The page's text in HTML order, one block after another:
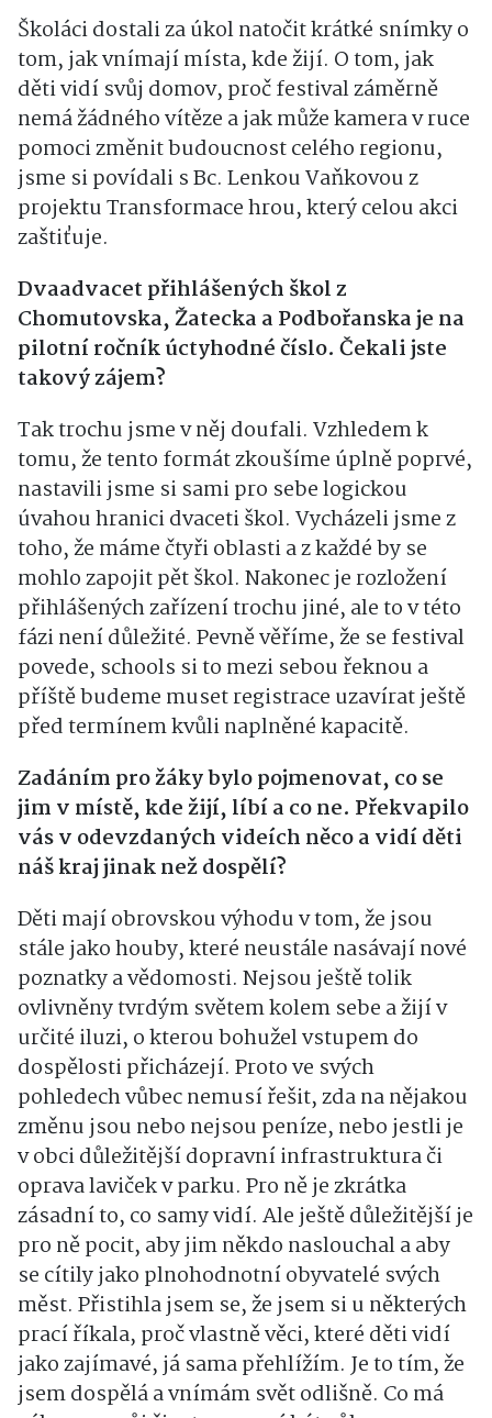
Školáci dostali za úkol natočit krátké snímky o
tom, jak vnímají místa, kde žijí. O tom, jak
děti vidí svůj domov, proč festival záměrně
nemá žádného vítěze a jak může kamera v ruce
pomoci změnit budoucnost celého regionu,
jsme si povídali s Bc. Lenkou Vaňkovou z
projektu Transformace hrou, který celou akci
zaštiťuje.
Dvaadvacet přihlášených škol z
Chomutovska, Žatecka a Podbořanska je na
pilotní ročník úctyhodné číslo. Čekali jste
takový zájem?
Tak trochu jsme v něj doufali. Vzhledem k
tomu, že tento formát zkoušíme úplně poprvé,
nastavili jsme si sami pro sebe logickou
úvahou hranici dvaceti škol. Vycházeli jsme z
toho, že máme čtyři oblasti a z každé by se
mohlo zapojit pět škol. Nakonec je rozložení
přihlášených zařízení trochu jiné, ale to v této
fázi není důležité. Pevně věříme, že se festival
povede, schools si to mezi sebou řeknou a
příště budeme muset registrace uzavírat ještě
před termínem kvůli naplněné kapacitě.
Zadáním pro žáky bylo pojmenovat, co se
jim v místě, kde žijí, líbí a co ne. Překvapilo
vás v odevzdaných videích něco a vidí děti
náš kraj jinak než dospělí?
Děti mají obrovskou výhodu v tom, že jsou
stále jako houby, které neustále nasávají nové
poznatky a vědomosti. Nejsou ještě tolik
ovlivněny tvrdým světem kolem sebe a žijí v
určité iluzi, o kterou bohužel vstupem do
dospělosti přicházejí. Proto ve svých
pohledech vůbec nemusí řešit, zda na nějakou
změnu jsou nebo nejsou peníze, nebo jestli je
v obci důležitější dopravní infrastruktura či
oprava laviček v parku. Pro ně je zkrátka
zásadní to, co samy vidí. Ale ještě důležitější je
pro ně pocit, aby jim někdo naslouchal a aby
se cítily jako plnohodnotní obyvatelé svých
měst. Přistihla jsem se, že jsem si u některých
prací říkala, proč vlastně věci, které děti vidí
jako zajímavé, já sama přehlížím. Je to tím, že
jsem dospělá a vnímám svět odlišně. Co má